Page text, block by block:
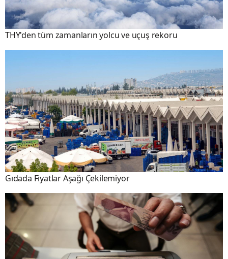
THY'den tüm zamanların yolcu ve uçuş rekoru
Gıdada Fiyatlar Aşağı Çekilemiyor